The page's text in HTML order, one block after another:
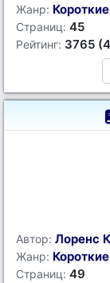
Жанр:
Страниц: 45
Рейтинг: 3765
Автор: Лоренс
Жанр:
Страниц: 49